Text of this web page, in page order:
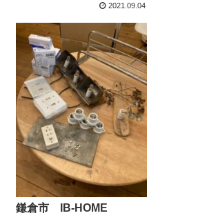
2021.09.04
鎌倉市 IB-HOME